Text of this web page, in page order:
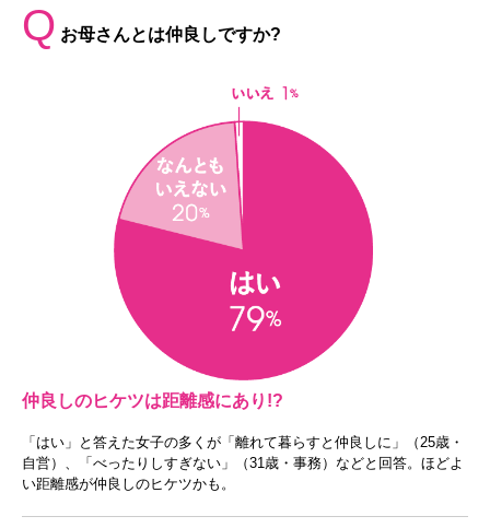
Q お母さんとは仲良しですか?
仲良しのヒケツは距離感にあり!?
「はい」と答えた女子の多くが「離れて暮らすと仲良しに」（25歳・
自営）、「べったりしすぎない」（31歳・事務）などと回答。ほどよ
い距離感が仲良しのヒケツかも。